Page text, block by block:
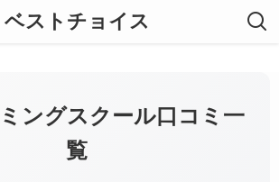
ベストチョイス
ングスクール口コミ一
覧